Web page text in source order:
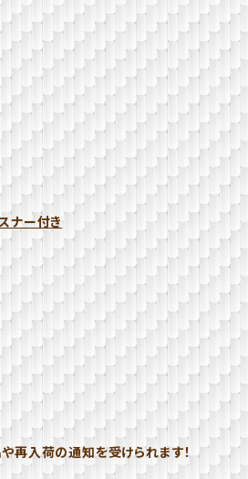
ナー付き
再入荷の通知を受けられます！